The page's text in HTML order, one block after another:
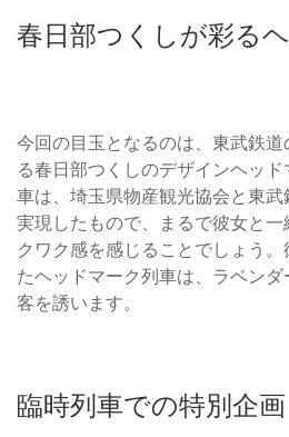
春日部つくしが彩る
今回の目玉となるのは、東武鉄
る春日部つくしのデザインヘッ
車は、埼玉県物産観光協会と東
実現したもので、まるで彼女と
クワク感を感じることでしょう
たヘッドマーク列車は、ラベン
客を誘います。
臨時列車での特別企画